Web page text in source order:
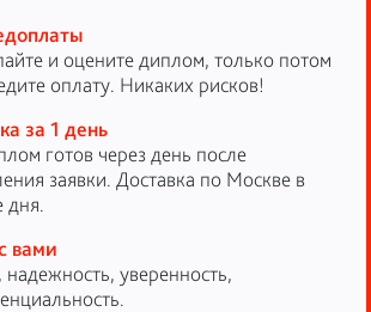
и оцените диплом, только потом
оплату. Никаких рисков!
за 1 день
готов через день после
заявки. Доставка по Москве в
дня.
вами
надежность, уверенность,